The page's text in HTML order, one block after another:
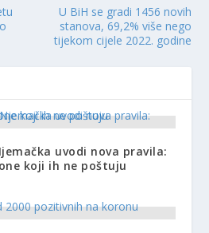
U BiH se gradi 1456 novih
stanova, 69,2% više nego
tijekom cijele 2022. godine
uvodi nova pravila:
koji ih ne poštuju